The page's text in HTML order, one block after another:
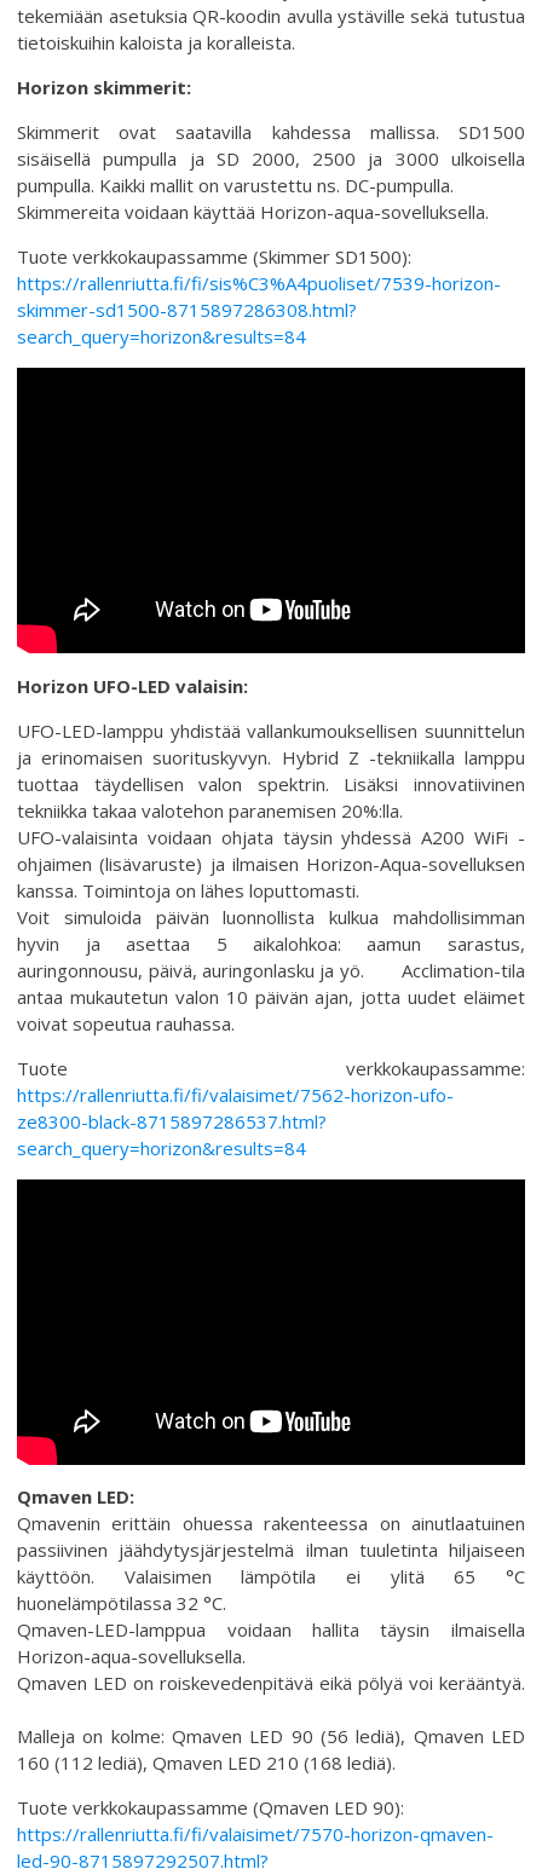
tekemiään asetuksia QR-koodin avulla ystäville sekä tutustua
tietoiskuihin kaloista ja koralleista.
Horizon skimmerit:
Skimmerit ovat saatavilla kahdessa mallissa. SD1500
sisäisellä pumpulla ja SD 2000, 2500 ja 3000 ulkoisella
pumpulla. Kaikki mallit on varustettu ns. DC-pumpulla.
Skimmereita voidaan käyttää Horizon-aqua-sovelluksella.
Tuote verkkokaupassamme (Skimmer SD1500):
https://rallenriutta.fi/fi/sis%C3%A4puoliset/7539-horizon-
skimmer-sd1500-8715897286308.html?
search_query=horizon&results=84
Horizon UFO-LED valaisin:
UFO-LED-lamppu yhdistää vallankumouksellisen suunnittelun
ja erinomaisen suorituskyvyn. Hybrid Z -tekniikalla lamppu
tuottaa täydellisen valon spektrin. Lisäksi innovatiivinen
tekniikka takaa valotehon paranemisen 20%:lla.
UFO-valaisinta voidaan ohjata täysin yhdessä A200 WiFi -
ohjaimen (lisävaruste) ja ilmaisen Horizon-Aqua-sovelluksen
kanssa. Toimintoja on lähes loputtomasti.
Voit simuloida päivän luonnollista kulkua mahdollisimman
hyvin ja asettaa 5 aikalohkoa: aamun sarastus,
auringonnousu, päivä, auringonlasku ja yö. Acclimation-tila
antaa mukautetun valon 10 päivän ajan, jotta uudet eläimet
voivat sopeutua rauhassa.
Tuote verkkokaupassamme:
https://rallenriutta.fi/fi/valaisimet/7562-horizon-ufo-
ze8300-black-8715897286537.html?
search_query=horizon&results=84
Qmaven LED:
Qmavenin erittäin ohuessa rakenteessa on ainutlaatuinen
passiivinen jäähdytysjärjestelmä ilman tuuletinta hiljaiseen
käyttöön. Valaisimen lämpötila ei ylitä 65 °C
huonelämpötilassa 32 °C.
Qmaven-LED-lamppua voidaan hallita täysin ilmaisella
Horizon-aqua-sovelluksella.
Qmaven LED on roiskevedenpitävä eikä pölyä voi kerääntyä.
Malleja on kolme: Qmaven LED 90 (56 lediä), Qmaven LED
160 (112 lediä), Qmaven LED 210 (168 lediä).
Tuote verkkokaupassamme (Qmaven LED 90):
https://rallenriutta.fi/fi/valaisimet/7570-horizon-qmaven-
led-90-8715897292507.html?